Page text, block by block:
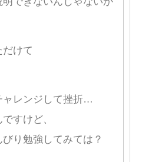
けて
ャレンジして挫折…
すけど、
り勉強してみては？